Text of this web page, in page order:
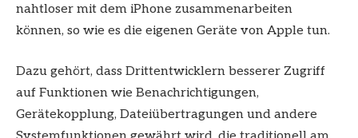
nahtloser mit dem iPhone zusammenarbeiten
können, so wie es die eigenen Geräte von Apple tun.
Dazu gehört, dass Drittentwicklern besserer Zugriff
auf Funktionen wie Benachrichtigungen,
Gerätekopplung, Dateiübertragungen und andere